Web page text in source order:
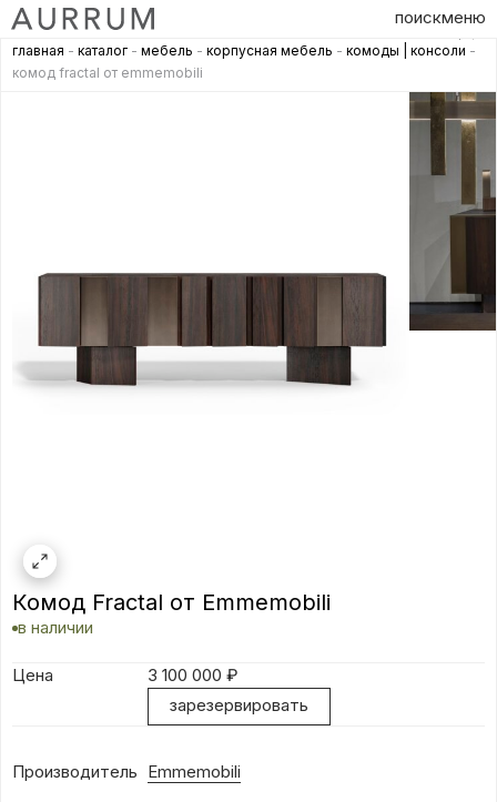
поискменю
главная - каталог - мебель - корпусная мебель - комоды | консоли -
комод fractal от emmemobili
Комод Fractal от Emmemobili
в наличии
Цена 3 100 000 ₽
зарезервировать
Производитель Emmemobili